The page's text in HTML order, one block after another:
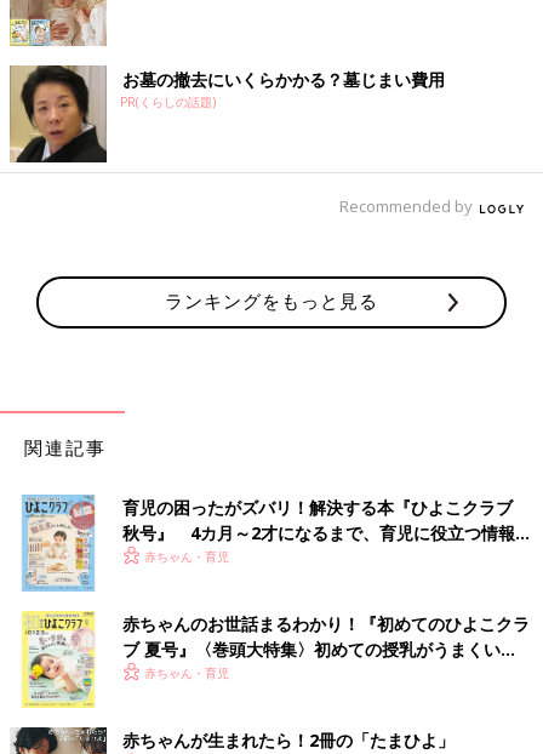
お墓の撤去にいくらかかる？墓じまい費用
PR(くらしの話題)
Recommended by
ランキングをもっと見る
関連記事
育児の困ったがズバリ！解決する本『ひよこクラブ
秋号』 4カ月～2才になるまで、育児に役立つ情報が
いっぱい！
赤ちゃん・育児
赤ちゃんのお世話まるわかり！『初めてのひよこクラ
ブ 夏号』〈巻頭大特集〉初めての授乳がうまくい
く！ おっぱい・ミルクの基本と夏のトラブル 解決テ
赤ちゃん・育児
赤ちゃんが生まれたら！2冊の「たまひよ」